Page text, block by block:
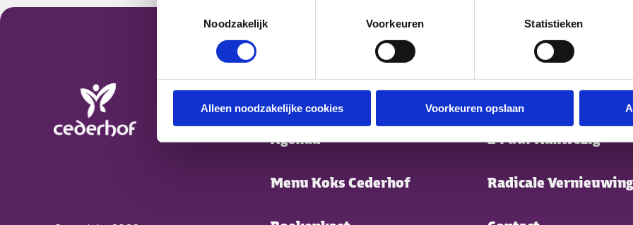
Toestemmingsselectie
Noodzakelijk
Voorkeuren Statistieken
Alleen noodzakelijke cookies Voorkeuren opslaan
Footer Cederhof
Footer menu
Nieuws Nieuwe collega?
Agenda 24 uur Aanwezig
Menu Koks Cederhof Radicale Vernieuwing